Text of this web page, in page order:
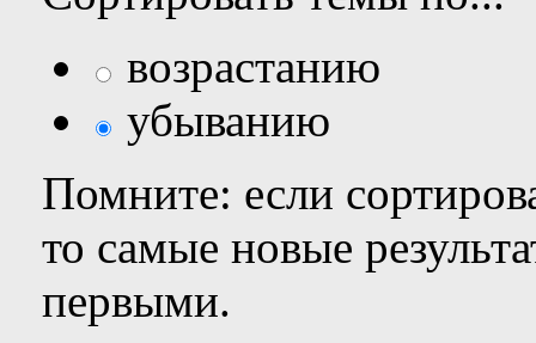
возрастанию
убыванию
Помните: если
то самые новые
первыми.